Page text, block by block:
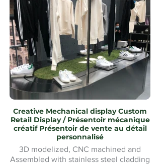
personnalisé pour bâtiment commercial
uMake Montréal
Creative Mechanical display Custom
Retail Display / Présentoir mécanique
créatif Présentoir de vente au détail
personnalisé
3D modelized, CNC machined and
Assembled with stainless steel cladding